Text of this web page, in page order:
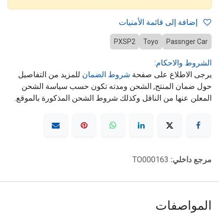
Passnger Car
Toyo
PXSP2
الشروط والاحكام:
يرجى الاطلاع على صفحة شروط الضمان للمزيد من التفاصيل
حول ضمان المنتج, الشحن ومدته تكون حسب سياسة الشحن
المعلن عنها من الناقل وكذلك شروط الشحن المذكورة بالموقع.
مرجع داخلي: TO000163
المواصفات